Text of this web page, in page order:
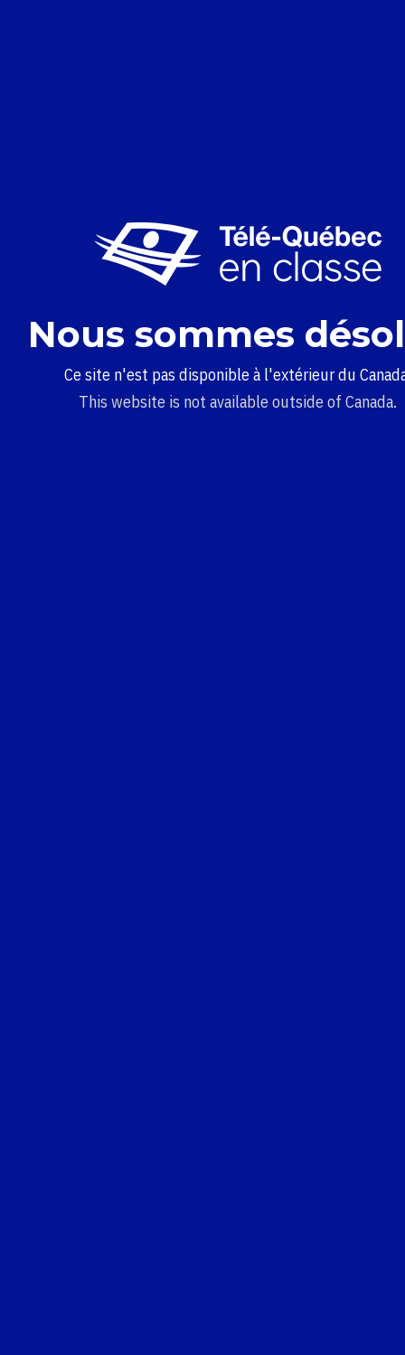
Nous sommes
Ce site n'est pas disponible à l'extérieur du
This website is not available outside of Canada.